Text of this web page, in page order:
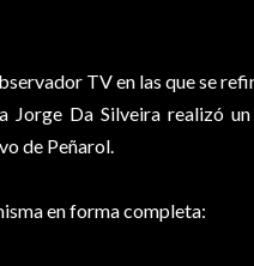
TV en las que se
Jorge Da Silveira realizó
de Peñarol.
en forma completa: